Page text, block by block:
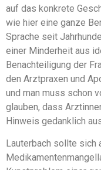
auf das konkrete
wie hier eine ganze
Sprache seit
einer Minderheit aus
Benachteiligung der
den Arztpraxen und
und man muss schon
glauben, dass
Hinweis gedanklich
Lauterbach sollte